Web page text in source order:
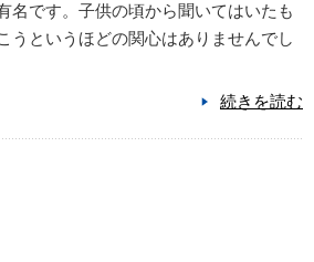
名です。子供の頃から聞いてはいたも
うというほどの関心はありませんでし
続きを読む